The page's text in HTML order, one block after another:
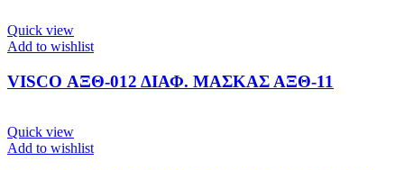
Quick view
Add to wishlist
VISCO ΑΞΘ-012 ΔΙΑΦ. ΜΑΣΚΑΣ ΑΞΘ-11
Quick view
Add to wishlist